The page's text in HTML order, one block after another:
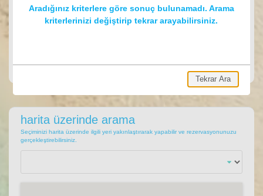
harita üzerinde arama
Seçiminizi harita üzerinde ilgili yeri yakınlaştırarak yapabilir ve rezervasyonunuzu
gerçekleştirebilirsiniz.
Aradığınız kriterlere göre sonuç bulunamadı. Arama
kriterlerinizi değiştirip tekrar arayabilirsiniz.
Tekrar Ara